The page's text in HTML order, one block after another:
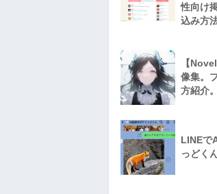
性向け
込み方
【
像集。
方紹介。
LINEで
っどく